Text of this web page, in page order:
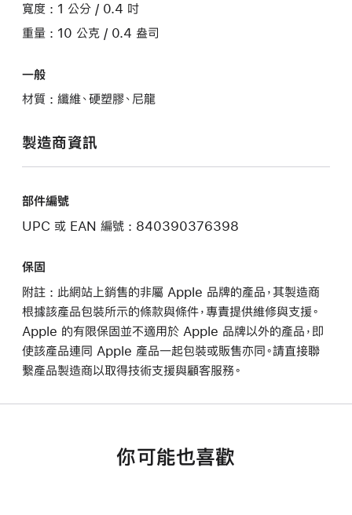
寬度 : 1 公分 / 0.4 吋
重量 : 10 公克 / 0.4 盎司
一般
材質 : 纖維、硬塑膠、尼龍
製造商資訊
部件編號
UPC 或 EAN 編號 : 840390376398
保固
附註 : 此網站上銷售的非屬 Apple 品牌的產品，其製造商
根據該產品包裝所示的條款與條件，專責提供維修與支援。
Apple 的有限保固並不適用於 Apple 品牌以外的產品，即
使該產品連同 Apple 產品一起包裝或販售亦同。請直接聯
繫產品製造商以取得技術支援與顧客服務。
你可能也喜歡